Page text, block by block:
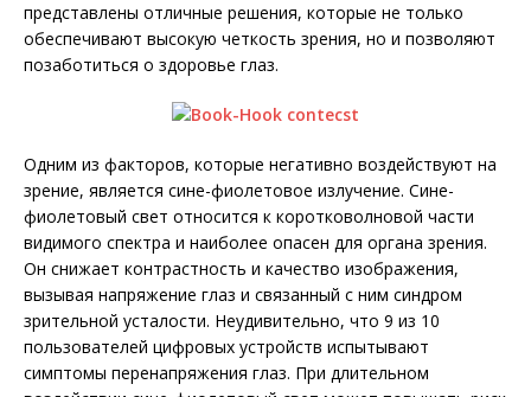
представлены отличные решения, которые не только
обеспечивают высокую четкость зрения, но и позволяют
позаботиться о здоровье глаз.
Одним из факторов, которые негативно воздействуют на
зрение, является сине-фиолетовое излучение. Сине-
фиолетовый свет относится к коротковолновой части
видимого спектра и наиболее опасен для органа зрения.
Он снижает контрастность и качество изображения,
вызывая напряжение глаз и связанный с ним синдром
зрительной усталости. Неудивительно, что 9 из 10
пользователей цифровых устройств испытывают
симптомы перенапряжения глаз. При длительном